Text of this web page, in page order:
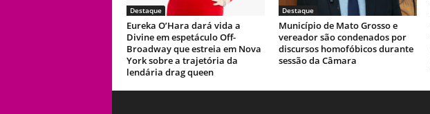
Destaque
Eureka O’Hara dará vida a
Divine em espetáculo Off-
Broadway que estreia em Nova
York sobre a trajetória da
lendária drag queen
Destaque
Município de Mato Grosso e
vereador são condenados por
discursos homofóbicos durante
sessão da Câmara